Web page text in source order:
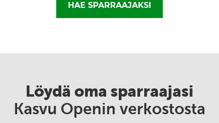
HAE SPARRAAJAKSI
Löydä oma sparraajasi
Kasvu Openin verkostosta